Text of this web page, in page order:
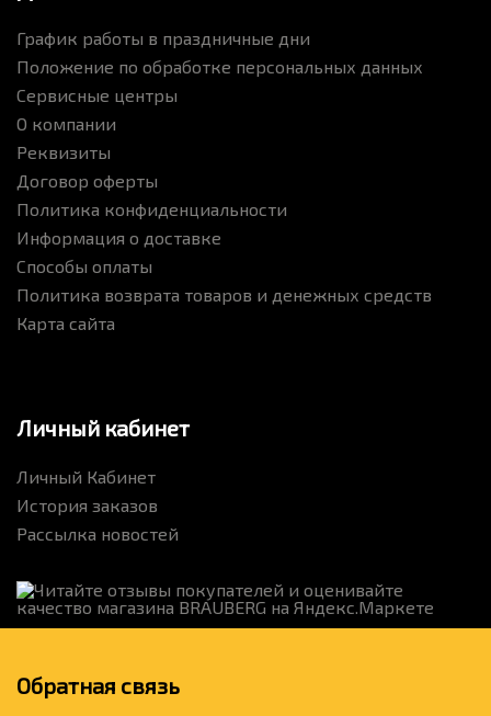
График работы в праздничные дни
Положение по обработке персональных данных
Сервисные центры
О компании
Реквизиты
Договор оферты
Политика конфиденциальности
Информация о доставке
Способы оплаты
Политика возврата товаров и денежных средств
Карта сайта
Личный кабинет
Личный Кабинет
История заказов
Рассылка новостей
Обратная связь